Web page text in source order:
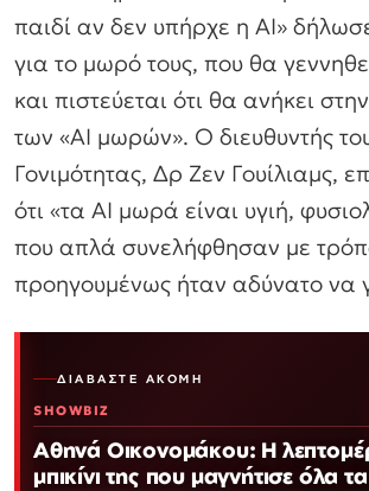
παιδί αν δεν υπήρχε η ΑΙ»
για το μωρό τους, που θα
και πιστεύεται ότι θα ανήκει
των «ΑΙ μωρών». Ο διευθυντής
Γονιμότητας, Δρ Ζεν Γουίλιαμς,
ότι «τα ΑΙ μωρά είναι υγιή,
που απλά συνελήφθησαν με
προηγουμένως ήταν αδύνατο να
ΔΙΑΒΆΣΤΕ ΑΚΌΜΗ
SHOWBIZ
Αθηνά Οικονομάκου: Η
μπικίνι της που μαγνήτισε όλα